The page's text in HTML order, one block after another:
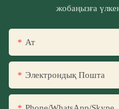
жобаңызға
Ат
Электрондық Пошта